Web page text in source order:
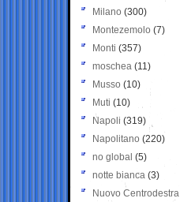
Milano (300)
Montezemolo (7)
Monti (357)
moschea (11)
Musso (10)
Muti (10)
Napoli (319)
Napolitano (220)
no global (5)
notte bianca (3)
Nuovo Centrodestra